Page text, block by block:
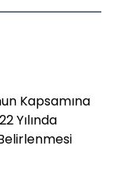
Kapsamına
Yılında